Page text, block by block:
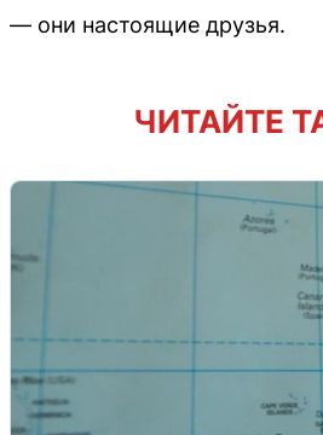
— они настоящие друзья.
ЧИТАЙТЕ